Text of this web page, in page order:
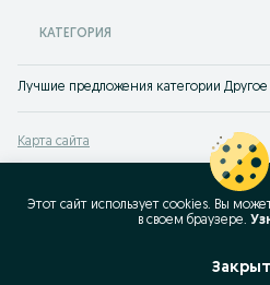
КАТЕГОРИЯ
Карта сайта
Карта бизнес-страницы
Популярные запросы
Этот сайт использует cookies. Вы
в своeм браузере.